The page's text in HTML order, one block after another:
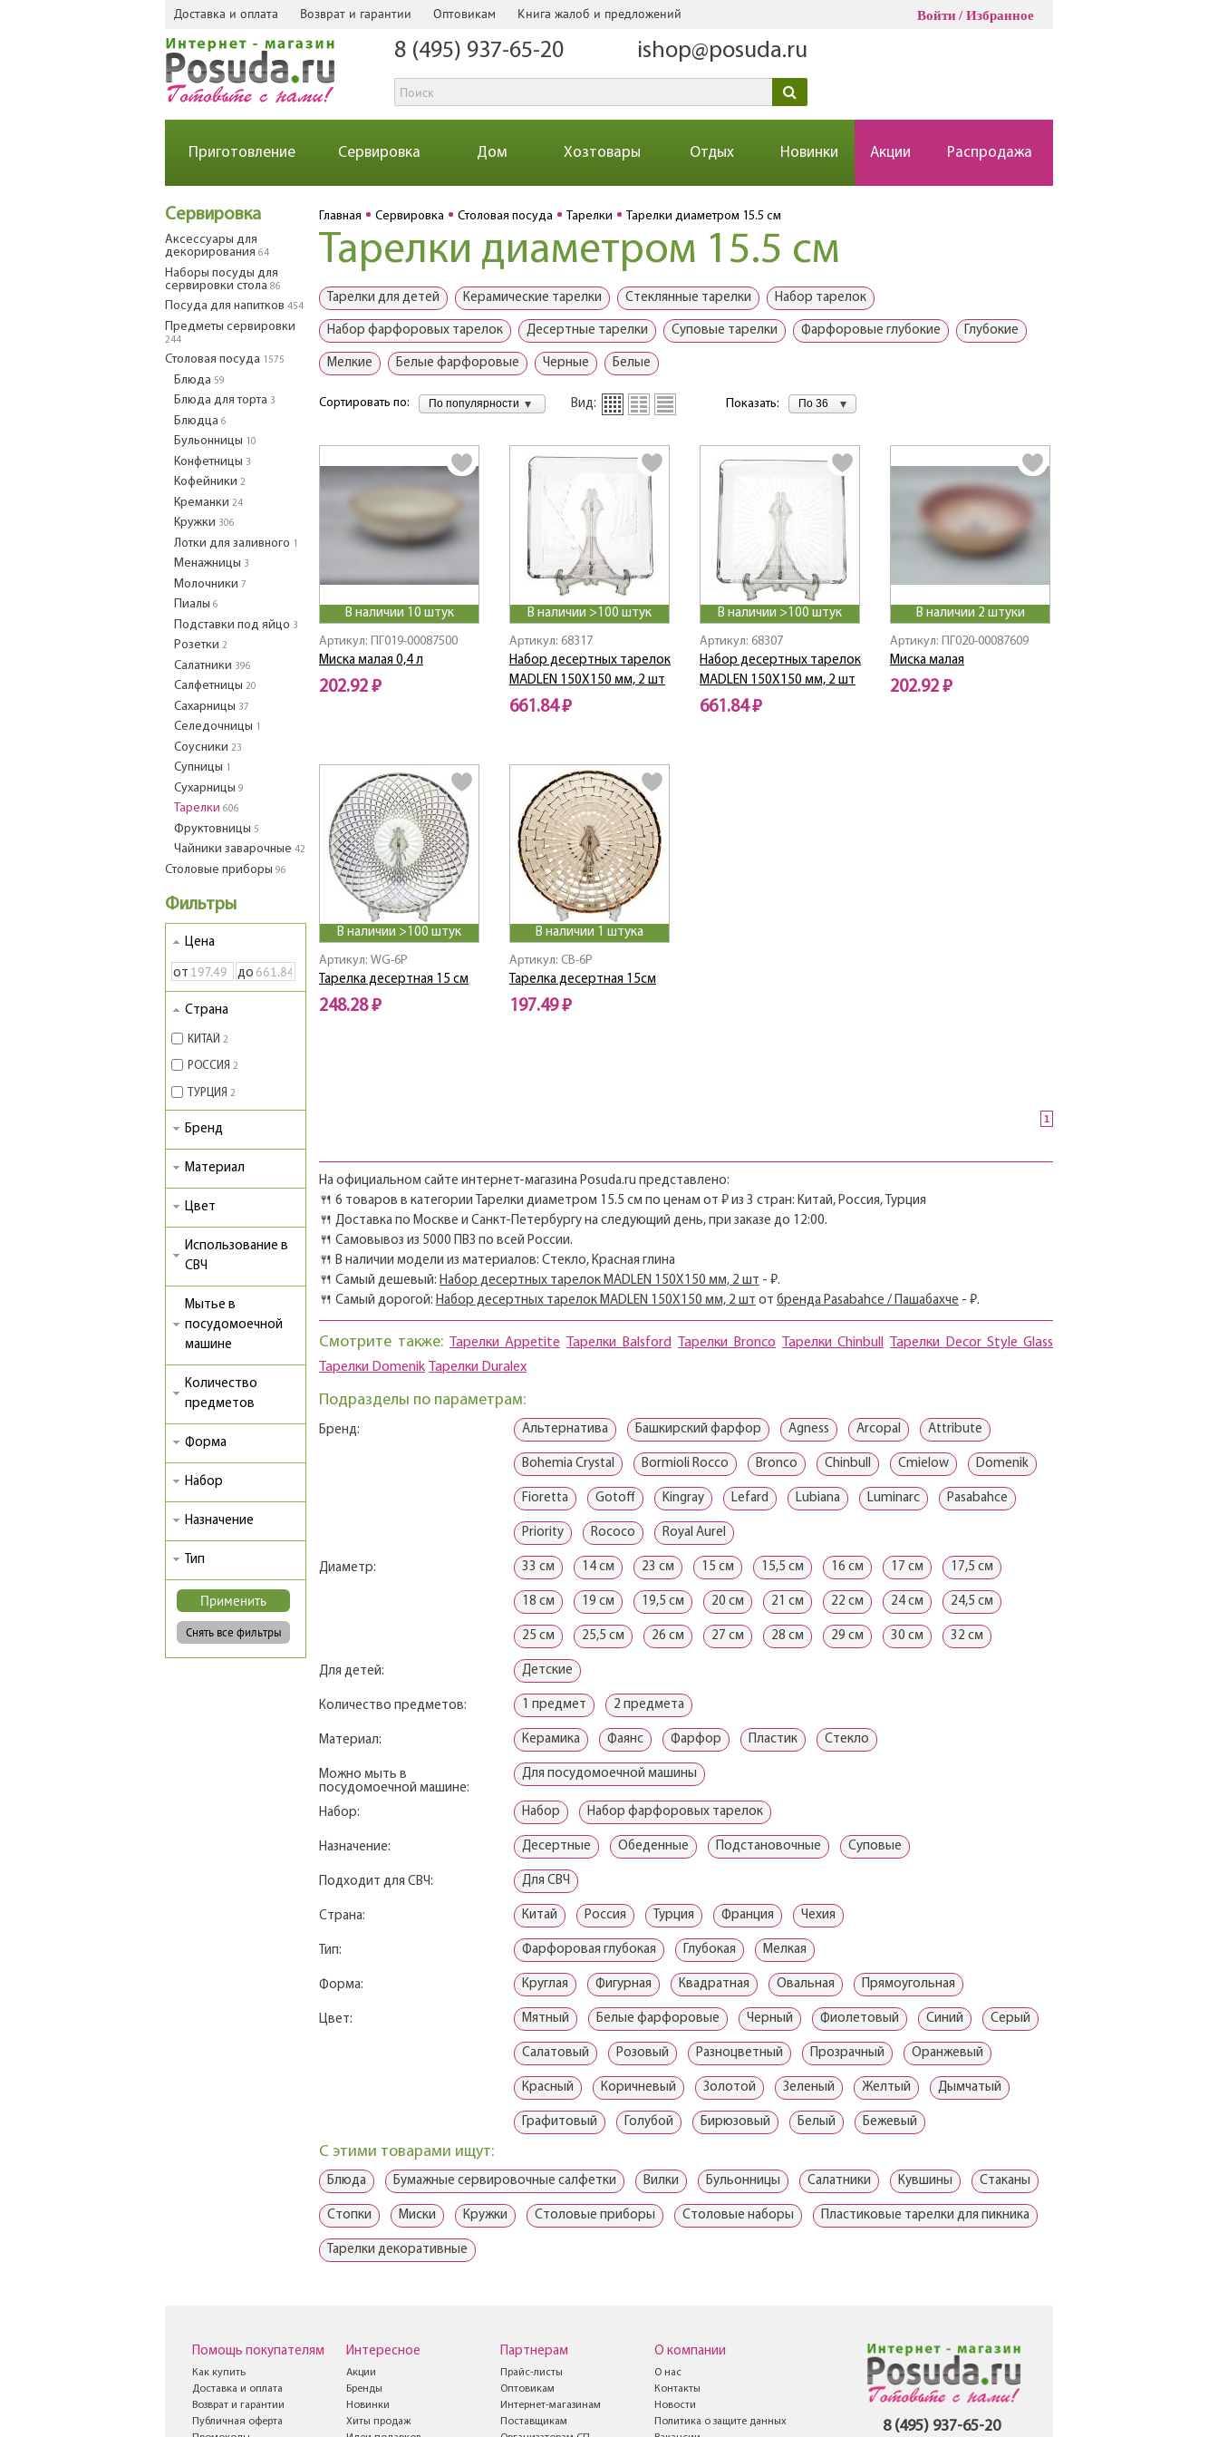
Доставка и оплата Возврат и гарантии Оптовикам Книга жалоб и предложений Войти Избранное
8 (495) 937-65-20 ishop@posuda.ru
Приготовление Сервировка Дом Хозтовары Отдых Новинки Акции Распродажа
Сервировка
Аксессуары для
декорирования 64
Наборы посуды для
сервировки стола 86
Посуда для напитков 454
Предметы сервировки
244
Столовая посуда 1575
Блюда 59
Блюда для торта 3
Блюдца 6
Бульонницы 10
Конфетницы 3
Кофейники 2
Креманки 24
Кружки 306
Лотки для заливного 1
Менажницы 3
Молочники 7
Пиалы 6
Подставки под яйцо 3
Розетки 2
Салатники 396
Салфетницы 20
Сахарницы 37
Селедочницы 1
Соусники 23
Супницы 1
Сухарницы 9
Тарелки 606
Фруктовницы 5
Чайники заварочные 42
Столовые приборы 96
Фильтры
Цена
от до
Страна
КИТАЙ 2
РОССИЯ 2
ТУРЦИЯ 2
Бренд
Материал
Цвет
Использование в
СВЧ
Мытье в
посудомоечной
машине
Количество
предметов
Форма
Набор
Назначение
Тип
Главная Сервировка Столовая посуда Тарелки Тарелки диаметром 15.5 см
Тарелки диаметром 15.5 см
Тарелки для детей Керамические тарелки Стеклянные тарелки Набор тарелок
Набор фарфоровых тарелок Десертные тарелки Суповые тарелки Фарфоровые глубокие Глубокие
Мелкие Белые фарфоровые Черные Белые
Сортировать по: По популярности Вид: Показать: По 36
В наличии 10 штук
Артикул: ПГ019-00087500
Миска малая 0,4 л
202.92 ₽
В наличии >100 штук
Артикул: 68317
Набор десертных тарелок
MADLEN 150X150 мм, 2 шт
661.84 ₽
В наличии >100 штук
Артикул: 68307
Набор десертных тарелок
MADLEN 150X150 мм, 2 шт
661.84 ₽
В наличии 2 штуки
Артикул: ПГ020-00087609
Миска малая
202.92 ₽
В наличии >100 штук
Артикул: WG-6P
Тарелка десертная 15 см
248.28 ₽
В наличии 1 штука
Артикул: CB-6P
Тарелка десертная 15см
197.49 ₽
1
На официальном сайте интернет-магазина Posuda.ru представлено:
🍴 6 товаров в категории Тарелки диаметром 15.5 см по ценам от ₽ из 3 стран: Китай, Россия, Турция
🍴 Доставка по Москве и Санкт-Петербургу на следующий день, при заказе до 12:00.
🍴 Самовывоз из 5000 ПВЗ по всей России.
🍴 В наличии модели из материалов: Стекло, Красная глина
🍴 Самый дешевый: Набор десертных тарелок MADLEN 150X150 мм, 2 шт - ₽.
🍴 Самый дорогой: Набор десертных тарелок MADLEN 150X150 мм, 2 шт от бренда Pasabahce / Пашабахче - ₽.
Смотрите также: Тарелки Appetite Тарелки Balsford Тарелки Bronco Тарелки Chinbull
Тарелки Decor Style Glass
Тарелки Domenik
Тарелки Duralex
Подразделы по параметрам:
Бренд: Альтернатива Башкирский фарфор Agness Arcopal Attribute
Bohemia Crystal Bormioli Rocco Bronco Chinbull Cmielow Domenik
Fioretta Gotoff Kingray Lefard Lubiana Luminarc Pasabahce
Priority Rococo Royal Aurel
Диаметр: 33 см 14 см 23 см 15 см 15,5 см 16 см 17 см 17,5 см
18 см 19 см 19,5 см 20 см 21 см 22 см 24 см 24,5 см
25 см 25,5 см 26 см 27 см 28 см 29 см 30 см 32 см
Для детей: Детские
Количество предметов: 1 предмет 2 предмета
Материал: Керамика Фаянс Фарфор Пластик Стекло
Можно мыть в
посудомоечной машине:
Для посудомоечной машины
Набор: Набор Набор фарфоровых тарелок
Назначение: Десертные Обеденные Подстановочные Суповые
Подходит для СВЧ: Для СВЧ
Страна: Китай Россия Турция Франция Чехия
Тип: Фарфоровая глубокая Глубокая Мелкая
Форма: Круглая Фигурная Квадратная Овальная Прямоугольная
Цвет: Мятный Белые фарфоровые Черный Фиолетовый Синий Серый
Салатовый Розовый Разноцветный Прозрачный Оранжевый
Красный Коричневый Золотой Зеленый Желтый Дымчатый
Графитовый Голубой Бирюзовый Белый Бежевый
С этими товарами ищут:
Блюда Бумажные сервировочные салфетки Вилки Бульонницы Салатники Кувшины Стаканы
Стопки Миски Кружки Столовые приборы Столовые наборы Пластиковые тарелки для пикника
Тарелки декоративные
8 (495) 937-65-20
Помощь покупателям
Как купить
Доставка и оплата
Возврат и гарантии
Публичная оферта
Интересное
Акции
Бренды
Новинки
Хиты продаж
Партнерам
Прайс-листы
Оптовикам
Интернет-магазинам
Поставщикам
О компании
О нас
Контакты
Новости
Политика о защите данных